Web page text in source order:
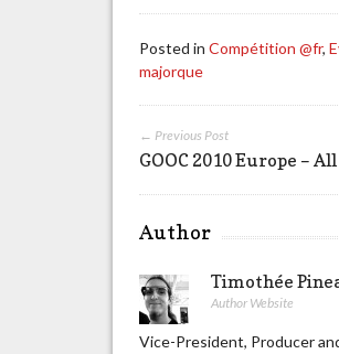
Posted inCompétition @fr,
majorque
← Previous Post
GOOC 2010 Europe –
Author
Timothée
Author Website
Vice-President, Producer